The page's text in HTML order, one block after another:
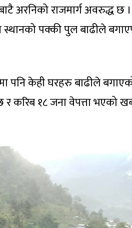
अरनिको राजमार्ग अवरुद्ध छ ।
स्थानको पक्की पुल बाढीले
पनि केही घरहरु बाढीले
करिब १८ जना वेपत्ता भएको